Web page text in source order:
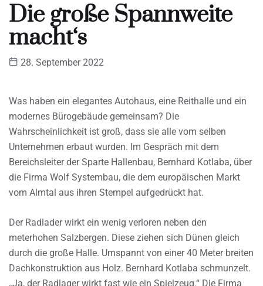
Die große Spannweite
macht‘s
28. September 2022
Was haben ein elegantes Autohaus, eine Reithalle und ein
modernes Bürogebäude gemeinsam? Die
Wahrscheinlichkeit ist groß, dass sie alle vom selben
Unternehmen erbaut wurden. Im Gespräch mit dem
Bereichsleiter der Sparte Hallenbau, Bernhard Kotlaba, über
die Firma Wolf Systembau, die dem europäischen Markt
vom Almtal aus ihren Stempel aufgedrückt hat.
Der Radlader wirkt ein wenig verloren neben den
meterhohen Salzbergen. Diese ziehen sich Dünen gleich
durch die große Halle. Umspannt von einer 40 Meter breiten
Dachkonstruktion aus Holz. Bernhard Kotlaba schmunzelt.
„Ja, der Radlager wirkt fast wie ein Spielzeug.“ Die Firma